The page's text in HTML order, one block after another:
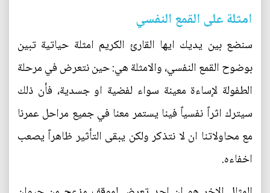
امثلة على القمع النفسي
سنضع بين يديك ايها القارئ الكريم امثلة حياتية تبين
بوضوح القمع النفسي، والامثلة هي: حين نتعرض في مرحلة
الطفولة لإساءة معينة سواء لفضية او جسدية، فأن ذلك
سيترك اثراً نفسياً فينا يستمر معنا في جميع مراحل عمرنا
مع محاولاتنا ان لا نتذكر ولكن يبقى التأثير ظاهراً يصعب
اخفاءه.